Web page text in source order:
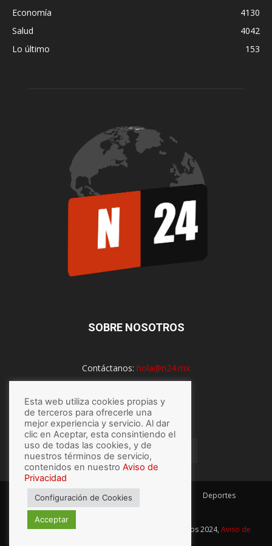
Economía
4130
Salud
4042
Lo último
153
SOBRE NOSOTROS
Contáctanos: hola@n24.mx
SÍGUENOS
México Mundo Economía
Deportes
Espectaculos
© Hecho con por N24.mx, Derechos Reservados 2024, Aviso de
Esta web utiliza cookies propias y
de terceros para ofrecerle una
mejor experiencia y servicio. Al dar
clic en Aceptar, esta consintiendo el
uso de todas las cookies, y de
nuestros términos de servicio,
contenidos en nuestro Aviso de
Privacidad
Configuración de Cookies
Acceptar